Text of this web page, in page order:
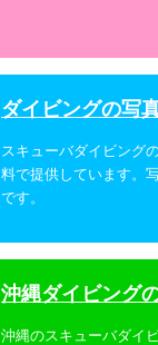
ダイビングの写
スキューバダイビング
料で提供しています。
です。
沖縄ダイビング
沖縄のスキューバダイ